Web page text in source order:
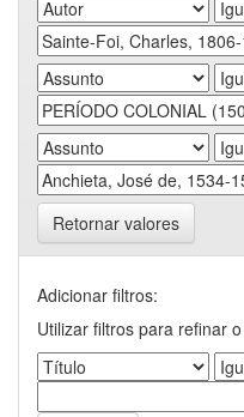
Retornar valores
Adicionar filtros:
Utilizar filtros para refinar